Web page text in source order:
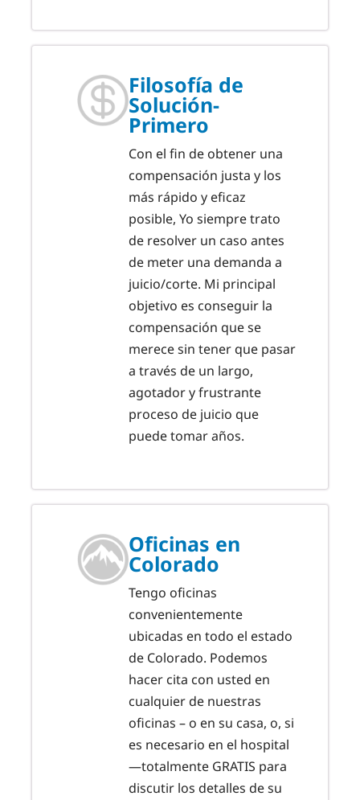
Filosofía de
Solución-
Primero
Con el fin de obtener una
compensación justa y los
más rápido y eficaz
posible, Yo siempre trato
de resolver un caso antes
de meter una demanda a
juicio/corte. Mi principal
objetivo es conseguir la
compensación que se
merece sin tener que pasar
a través de un largo,
agotador y frustrante
proceso de juicio que
puede tomar años.
Oficinas en
Colorado
Tengo oficinas
convenientemente
ubicadas en todo el estado
de Colorado. Podemos
hacer cita con usted en
cualquier de nuestras
oficinas – o en su casa, o, si
es necesario en el hospital
—totalmente GRATIS para
discutir los detalles de su